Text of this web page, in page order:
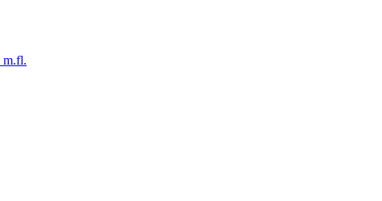
m.fl.